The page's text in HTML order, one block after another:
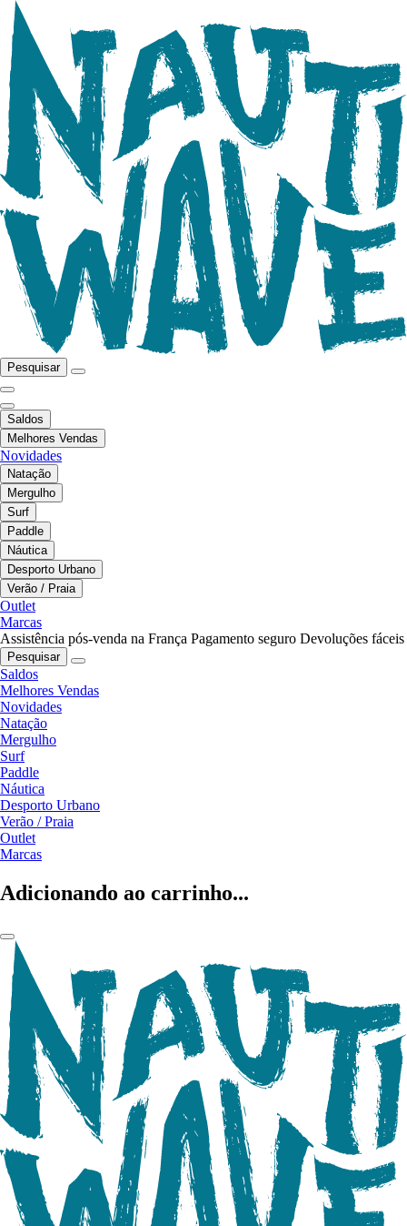
Pesquisar
Saldos
Melhores Vendas
Novidades
Natação
Mergulho
Surf
Paddle
Náutica
Desporto Urbano
Verão / Praia
Outlet
Marcas
Assistência pós-venda na França Pagamento seguro Devoluções fáceis
Pesquisar
Saldos
Melhores Vendas
Novidades
Natação
Mergulho
Surf
Paddle
Náutica
Desporto Urbano
Verão / Praia
Outlet
Marcas
Adicionando ao carrinho...